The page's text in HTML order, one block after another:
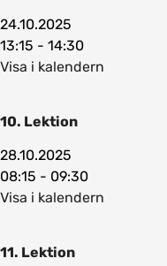
24.10.2025
13:15 - 14:30
Visa i kalendern
10. Lektion
28.10.2025
08:15 - 09:30
Visa i kalendern
11. Lektion